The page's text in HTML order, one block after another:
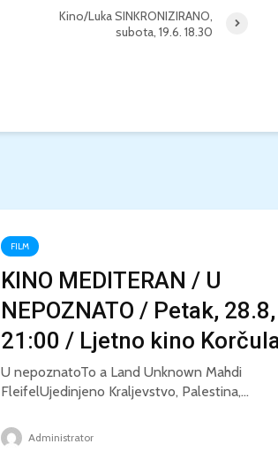
Kino/Luka SINKRONIZIRANO,
subota, 19.6. 18.30
FILM
KINO MEDITERAN / U
NEPOZNATO / Petak, 28.8,
21:00 / Ljetno kino
U nepoznatoTo a Land Unknown Mahdi
FleifelUjedinjeno Kraljevstvo, Palestina,...
Administrator